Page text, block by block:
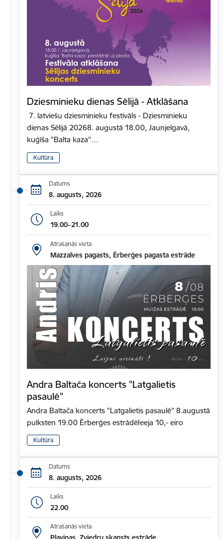
Dziesminieku dienas Sēlijā - Atklāšana
7. latviešu dziesminieku festivāls - ​Dziesminieku
dienas Sēlijā 20268. augustā 18.00, Jaunjelgavā,
kuģīša "Balta kaza"…
Kultūra
Datums
8. augusts, 2026
Laiks
19.00–21.00
Atrašanās vieta
Mazzalves pagasts, Ērberģes pagasta estrāde
Andra Baltača koncerts "Latgalietis
pasaulē"
Andra Baltača koncerts "Latgalietis pasaulē" 8.augustā
pulksten 19.00 Ērberģes estrādēIeeja 10,- eiro
Kultūra
Datums
8. augusts, 2026
Laiks
22.00
Atrašanās vieta